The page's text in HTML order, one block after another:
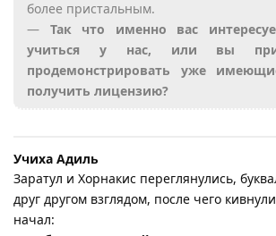
более пристальным.
— Так что именно вас
учиться у нас, или вы
продемонстрировать уже
получить лицензию?
Учиха Адиль
Заратул и Хорнакис переглянулись,
друг другом взглядом, после чего
начал: